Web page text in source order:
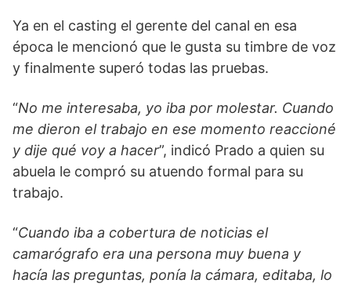
Ya en el casting el gerente del canal en esa
época le mencionó que le gusta su timbre de voz
y finalmente superó todas las pruebas.
“No me interesaba, yo iba por molestar. Cuando
me dieron el trabajo en ese momento reaccioné
y dije qué voy a hacer”, indicó Prado a quien su
abuela le compró su atuendo formal para su
trabajo.
“Cuando iba a cobertura de noticias el
camarógrafo era una persona muy buena y
hacía las preguntas, ponía la cámara, editaba, lo